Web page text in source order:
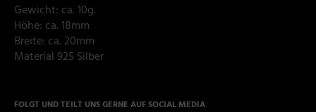
Gewicht: ca. 10g.
Höhe: ca. 18mm
Breite: ca. 20mm
Material 925 Silber
FOLGT UND TEILT UNS GERNE AUF SOCIAL MEDIA